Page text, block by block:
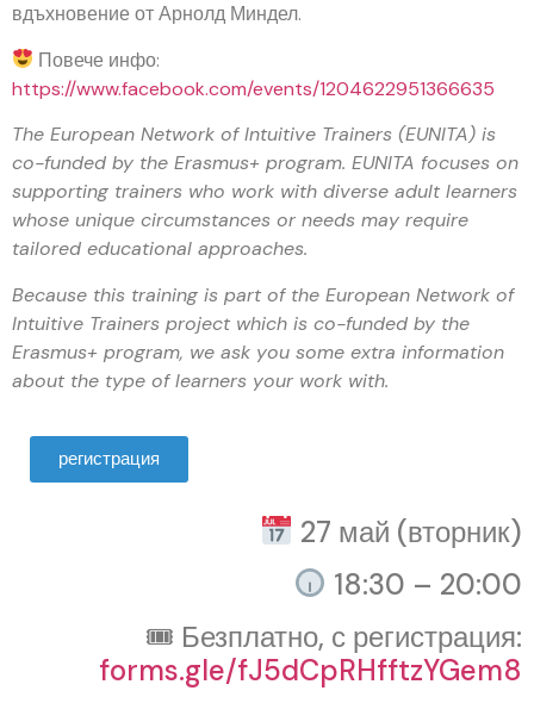
вдъхновение от Арнолд Миндел.
Повече инфо:
https://www.facebook.com/events/1204622951366635
The European Network of Intuitive Trainers (EUNITA) is
co-funded by the Erasmus+ program. EUNITA focuses on
supporting trainers who work with diverse adult learners
whose unique circumstances or needs may require
tailored educational approaches.
Because this training is part of the European Network of
Intuitive Trainers project which is co-funded by the
Erasmus+ program, we ask you some extra information
about the type of learners your work with.
регистрация
27 май (вторник)
18:30 – 20:00
🎟 Безплатно, с регистрация:
forms.gle/fJ5dCpRHfftzYGem8